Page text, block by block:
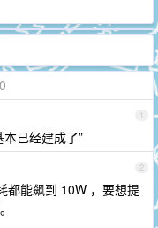
1
已经建成了”
2
都能飙到 10W ，要想提